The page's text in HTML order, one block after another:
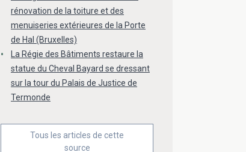
rénovation de la toiture et des
menuiseries extérieures de la Porte
de Hal (Bruxelles)
La Régie des Bâtiments restaure la
statue du Cheval Bayard se dressant
sur la tour du Palais de Justice de
Termonde
Tous les articles de cette
source